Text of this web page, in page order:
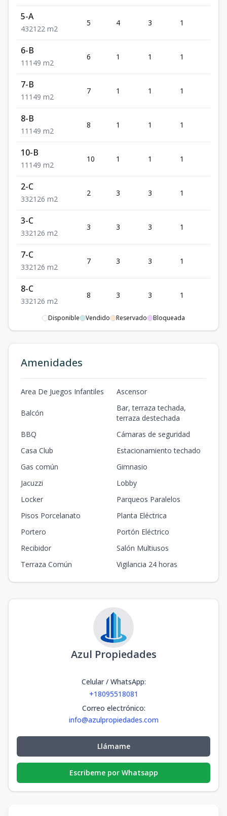
5-A
432122 m2
5 4 3 1
6-B
1 1 1 49 m2
6 1 1 1
7-B
1 1 1 49 m2
7 1 1 1
8-B
1 1 1 49 m2
8 1 1 1
10-B
1 1 1 49 m2
10 1 1 1
2-C
332126 m2
2 3 3 1
3-C
332126 m2
3 3 3 1
7-C
332126 m2
7 3 3 1
8-C
332126 m2
8 3 3 1
6 2 3 1 2
2-E
1 11 71m2
8-E
8 1
11171
1 1 1
232 84m2
2
23 284m2
2 3
2-A
3 3
Disponible Vendido Reservado Bloqueada
Amenidades
Area De Juegos Infantiles Ascensor
Balcón
Bar, terraza techada,
terraza destechada
BBQ
Cámaras de seguridad
Casa Club
Estacionamiento techado
Gas común
Gimnasio
Jacuzzi
Lobby
Locker
Parqueos Paralelos
Pisos Porcelanato
Planta Eléctrica
Portero
Portón Eléctrico
Recibidor
Salón Multiusos
Terraza Común
Vigilancia 24 horas
Azul Propiedades
Celular / WhatsApp:
+18095518081
Correo electrónico:
info@azulpropiedades.com
Llámame
Escribeme por Whatsapp